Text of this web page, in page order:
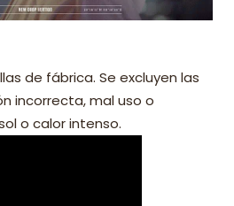
de fábrica. Se excluyen las
incorrecta, mal uso o
o calor intenso.